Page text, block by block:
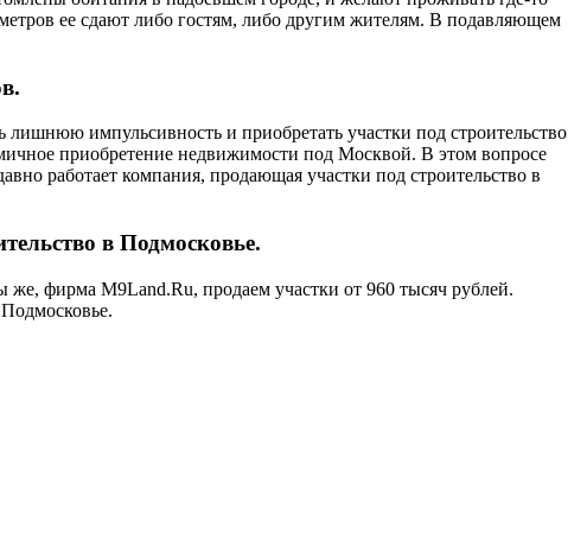
ее сдают либо гостям, либо другим жителям. В подавляющем
лишнюю импульсивность и приобретать участки под строительство
приобретение недвижимости под Москвой. В этом вопросе
работает компания, продающая участки под строительство в
в Подмосковье.
фирма M9Land.Ru, продаем участки от 960 тысяч рублей.